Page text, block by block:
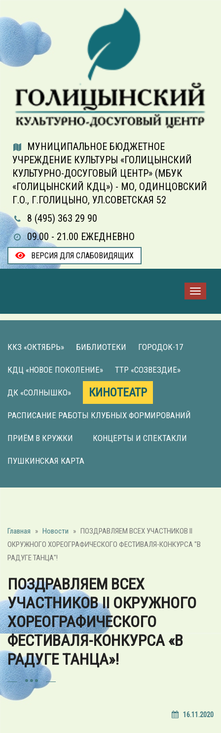
МУНИЦИПАЛЬНОЕ БЮДЖЕТНОЕ
УЧРЕЖДЕНИЕ КУЛЬТУРЫ «ГОЛИЦЫНСКИЙ
КУЛЬТУРНО-ДОСУГОВЫЙ ЦЕНТР» (МБУК
«ГОЛИЦЫНСКИЙ КДЦ») - МО, ОДИНЦОВСКИЙ
Г.О., Г.ГОЛИЦЫНО, УЛ.СОВЕТСКАЯ 52
8 (495) 363 29 90
09.00 - 21.00 ЕЖЕДНЕВНО
ВЕРСИЯ ДЛЯ СЛАБОВИДЯЩИХ
ККЗ «ОКТЯБРЬ» БИБЛИОТЕКИ ГОРОДОК-17
КДЦ «НОВОЕ ПОКОЛЕНИЕ» ТТР «СОЗВЕЗДИЕ»
ДК «СОЛНЫШКО» КИНОТЕАТР
РАСПИСАНИЕ РАБОТЫ КЛУБНЫХ ФОРМИРОВАНИЙ
ПРИЁМ В КРУЖКИ КОНЦЕРТЫ И СПЕКТАКЛИ
ПУШКИНСКАЯ КАРТА
Главная » Новости » ПОЗДРАВЛЯЕМ ВСЕХ УЧАСТНИКОВ II
ОКРУЖНОГО ХОРЕОГРАФИЧЕСКОГО ФЕСТИВАЛЯ-КОНКУРСА "В
РАДУГЕ ТАНЦА"!
ПОЗДРАВЛЯЕМ ВСЕХ
УЧАСТНИКОВ II ОКРУЖНОГО
ХОРЕОГРАФИЧЕСКОГО
ФЕСТИВАЛЯ-КОНКУРСА «В
РАДУГЕ ТАНЦА»!
16.11.2020